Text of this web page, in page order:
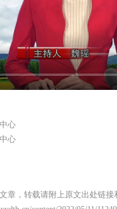
心
心
章，转载请附上原文出处链接